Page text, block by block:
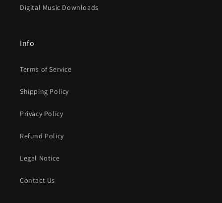
Digital Music Downloads
Info
Terms of Service
Shipping Policy
Privacy Policy
Refund Policy
Legal Notice
Contact Us